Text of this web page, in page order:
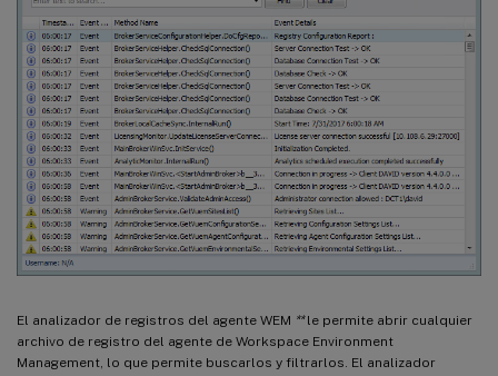
El analizador de registros del agente WEM **le permite abrir cualquier
archivo de registro del agente de Workspace Environment
Management, lo que permite buscarlos y filtrarlos. El analizador